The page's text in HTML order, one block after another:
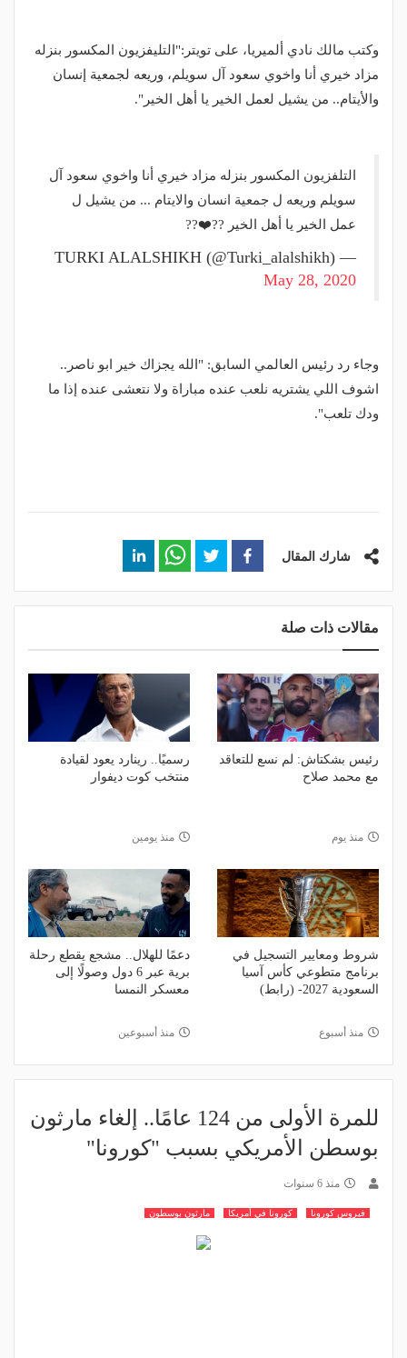
وكتب مالك نادي ألميريا، على تويتر:"التليفزيون المكسور بنزله
مزاد خيري أنا واخوي سعود آل سويلم، وريعه لجمعية إنسان
والأيتام.. من يشيل لعمل الخير يا أهل الخير".
التلفزيون المكسور بنزله مزاد خيري أنا واخوي سعود آل
سويلم وريعه ل جمعية انسان والايتام ... من يشيل ل
عمل الخير يا أهل الخير ??❤️??
— TURKI ALALSHIKH (@Turki_alalshikh)
May 28, 2020
وجاء رد رئيس العالمي السابق: "الله يجزاك خير ابو ناصر..
اشوف اللي يشتريه نلعب عنده مباراة ولا نتعشى عنده إذا ما
ودك تلعب".
شارك المقال
مقالات ذات صلة
رئيس بشكتاش: لم نسع للتعاقد
مع محمد صلاح
منذ يوم
رسميًا.. رينارد يعود لقيادة
منتخب كوت ديفوار
منذ يومين
شروط ومعايير التسجيل في
برنامج متطوعي كأس آسيا
السعودية 2027- (رابط)
منذ أسبوع
دعمًا للهلال.. مشجع يقطع رحلة
برية عبر 6 دول وصولًا إلى
معسكر النمسا
منذ أسبوعين
للمرة الأولى من 124 عامًا.. إلغاء مارثون
بوسطن الأمريكي بسبب "كورونا"
منذ 6 سنوات
فيروس كورونا كورونا في أمريكا مارثون بوسطون